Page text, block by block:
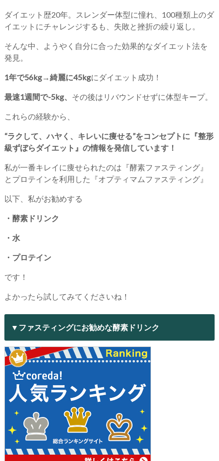
ダイエット歴20年。スレンダー体型に憧れ、100種類上のダ
イエットにチャレンジするも、失敗と挫折の繰り返し。
そんな中、ようやく自分に合った効果的なダイエット法を
発見。
1年で56kg→綺麗に45kgにダイエット成功！
最速1週間で-5kg、 その後はリバウンドせずに体型キープ。
これらの経験から、
“ラクして、ハヤく、キレいに痩せる”をコンセプトに『整形
級ずぼらダイエット』の情報を発信しています！
私が一番キレイに痩せられたのは『酵素ファスティング』
とプロテインを利用した『オプティマムファスティング』
以下、私がお勧めする
・酵素ドリンク
・水
・プロテイン
です！
よかったら試してみてくださいね！
▼ファスティングにお勧めな酵素ドリンク